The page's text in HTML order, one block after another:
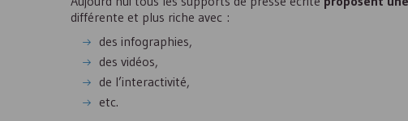
différente et plus riche avec :
des infographies,
des vidéos,
de l’interactivité,
etc.